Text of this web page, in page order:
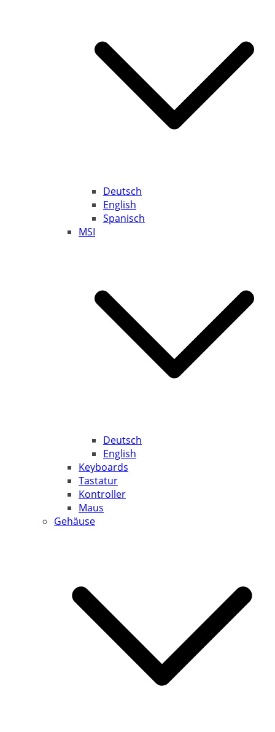
Deutsch
English
Spanisch
MSI
Deutsch
English
Keyboards
Tastatur
Kontroller
Maus
Gehäuse